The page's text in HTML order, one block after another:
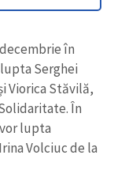
în
Serghei
Viorica Stăvilă,
În
lupta
Volciuc de la